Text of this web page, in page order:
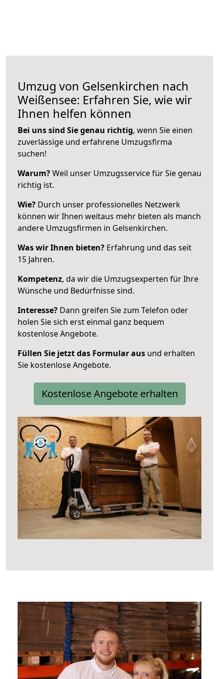
Umzug von Gelsenkirchen nach
Weißensee: Erfahren Sie, wie wir
Ihnen helfen können
Bei uns sind Sie genau richtig, wenn Sie einen
zuverlässige und erfahrene Umzugsfirma
suchen!
Warum?Weil unser Umzugsservice für Sie genau
richtig ist.
Wie? Durch unser professionelles Netzwerk
können wir Ihnen weitaus mehr bieten als manch
andere Umzugsfirmen in Gelsenkirchen.
Was wir Ihnen bieten? Erfahrung und das seit
15 Jahren.
Kompetenz, da wir die Umzugsexperten für Ihre
Wünsche und Bedürfnisse sind.
Interesse? Dann greifen Sie zum Telefon oder
holen Sie sich erst einmal ganz bequem
kostenlose Angebote.
Füllen Sie jetzt das Formular aus und erhalten
Sie kostenlose Angebote.
Kostenlose Angebote erhalten